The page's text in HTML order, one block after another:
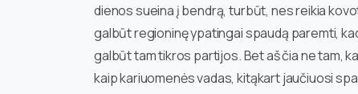
dienos sueina į bendrą, turbūt, nes reikia
galbūt regioninę ypatingai spaudą paremti,
galbūt tam tikros partijos. Bet aš čia ne tam,
kaip kariuomenės vadas, kitąkart jaučiuosi